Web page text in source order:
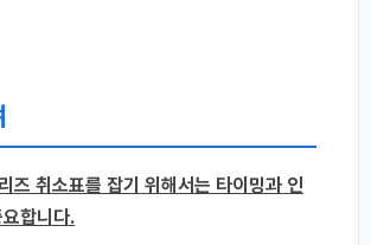
즈 취소표를 잡기 위해서는 타이밍과 인
합니다.